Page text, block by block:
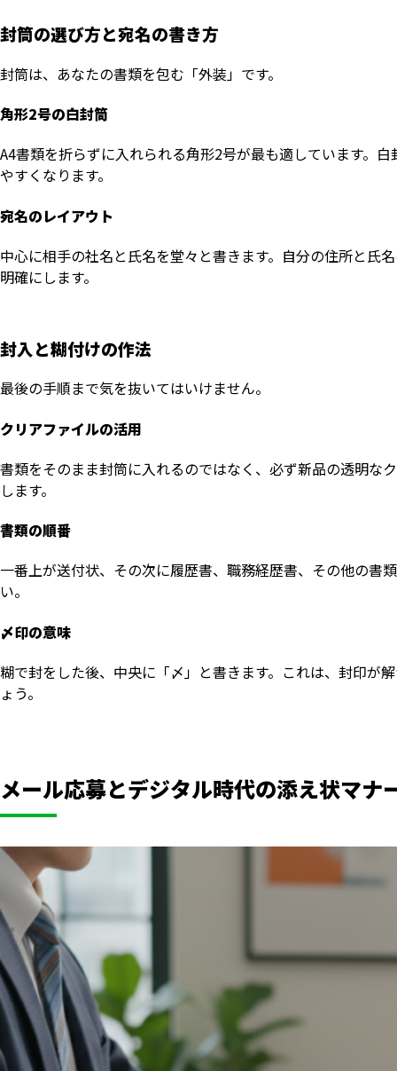
封筒の選び方と宛名の書き方
封筒は、あなたの書類を包む「外装」です。
角形2号の白封筒
A4書類を折らずに入れられる角形2号が最も適しています。
やすくなります。
宛名のレイアウト
中心に相手の社名と氏名を堂々と書きます。自分の住所と氏
明確にします。
封入と糊付けの作法
最後の手順まで気を抜いてはいけません。
クリアファイルの活用
書類をそのまま封筒に入れるのではなく、必ず新品の透明な
します。
書類の順番
一番上が送付状、その次に履歴書、職務経歴書、その他の書
い。
〆印の意味
糊で封をした後、中央に「〆」と書きます。これは、封印が
ょう。
メール応募とデジタル時代の添え状マナ